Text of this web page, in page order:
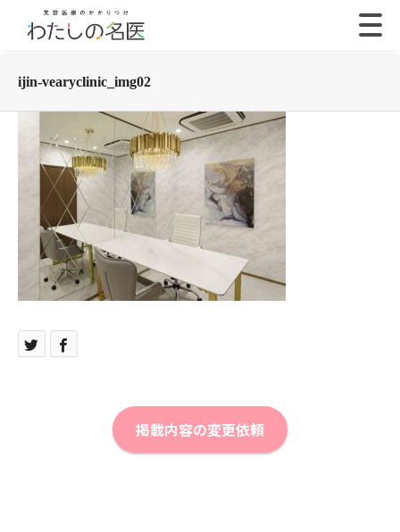
ijin-vearyclinic_img02
掲載内容の変更依頼